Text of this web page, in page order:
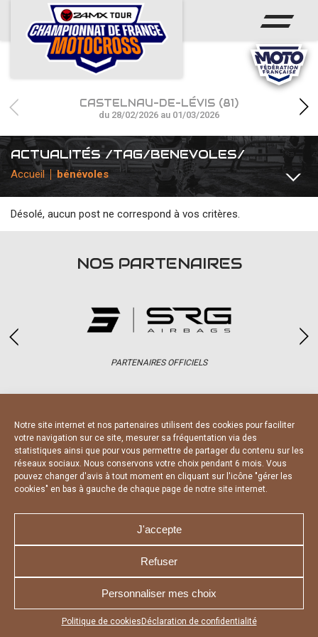
Notre site internet et nos partenaires utilisent des cookies pour faciliter
votre navigation sur ce site, mesurer sa fréquentation via des
statistiques ainsi que pour vous permettre de partager du contenu sur les
réseaux sociaux. Nous conservons votre choix pendant 6 mois. Vous
pouvez changer d'avis à tout moment en cliquant sur l'icône "gérer les
cookies" en bas à gauche de chaque page de notre site internet.
J'accepte
Refuser
Personnaliser mes choix
Politique de cookies Déclaration de confidentialité
Appuyez sur le bouton partager en bas de votre
ACCUEIL
ACTUS
CALENDRIER
RÉSULTATS
PHOTOS / WEB TV
CHAMPIONNAT
PARTENAIRES
accéder à la billetterie
CASTELNAU-DE-LÉVIS (81)
du 28/02/2026 au 01/03/2026
ACTUALITÉS /TAG/BENEVOLES/
Accueil bénévoles
Désolé, aucun post ne correspond à vos critères.
NOS PARTENAIRES
PARTENAIRES OFFICIELS
NOUS CONTACTER
MENTIONS LÉGALES
CHARTE DE CONFIDENTIALITÉ
DÉCLARATION DE CONFIDENTIALITÉ
RÉALISÉ PAR L’AGENCE WEB A3 WEB